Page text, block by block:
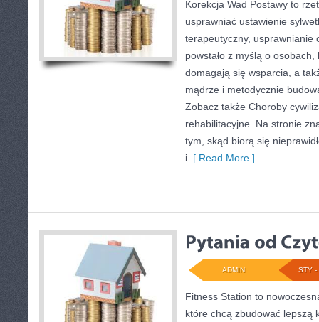
Korekcja Wad Postawy to
usprawniać ustawienie
terapeutyczny, usprawnianie
powstało z myślą o
domagają się wsparcia, a
mądrze i metodycznie
Zobacz także Choroby
rehabilitacyjne. Na stronie
tym, skąd biorą się
i [ Read More ]
STY -
ADMIN
Fitness Station to
które chcą zbudować lepszą